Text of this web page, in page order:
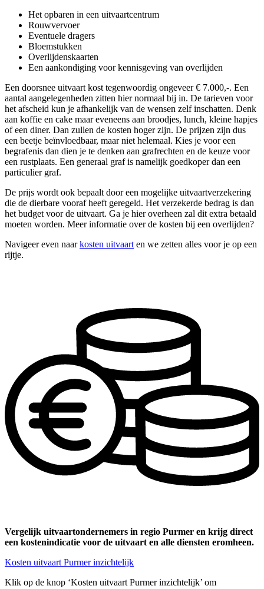
Het opbaren in een uitvaartcentrum
Rouwvervoer
Eventuele dragers
Bloemstukken
Overlijdenskaarten
Een aankondiging voor kennisgeving van overlijden
Een doorsnee uitvaart kost tegenwoordig ongeveer € 7.000,-. Een
aantal aangelegenheden zitten hier normaal bij in. De tarieven voor
het afscheid kun je afhankelijk van de wensen zelf inschatten. Denk
aan koffie en cake maar eveneens aan broodjes, lunch, kleine hapjes
of een diner. Dan zullen de kosten hoger zijn. De prijzen zijn dus
een beetje beïnvloedbaar, maar niet helemaal. Kies je voor een
begrafenis dan dien je te denken aan grafrechten en de keuze voor
een rustplaats. Een generaal graf is namelijk goedkoper dan een
particulier graf.
De prijs wordt ook bepaalt door een mogelijke uitvaartverzekering
die de dierbare vooraf heeft geregeld. Het verzekerde bedrag is dan
het budget voor de uitvaart. Ga je hier overheen zal dit extra betaald
moeten worden. Meer informatie over de kosten bij een overlijden?
Navigeer even naarkosten uitvaart en we zetten alles voor je op een
rijtje.
Vergelijk uitvaartondernemers in regio Purmer en krijg direct
een kostenindicatie voor de uitvaart en alle diensten eromheen.
Kosten uitvaart Purmer inzichtelijk
Klik op de knop ‘Kosten uitvaart Purmer inzichtelijk’ om